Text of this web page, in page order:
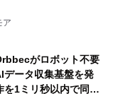
ア
がロボット不要
データ収集基盤を発
1ミリ秒以内で同